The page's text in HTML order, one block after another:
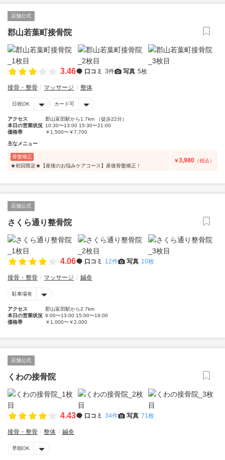
店舗公式
郡山若葉町接骨院
3.46 口コミ 3件 写真 5枚
接骨・整骨 マッサージ 整体
日祝OK カード可
アクセス
郡山富田駅から1.7km （徒歩22分）
本日の営業状況 10:30〜13:00 15:30〜21:00
価格帯
￥1,500〜￥7,700
主なメニュー
骨盤矯正
★初回限定★【産後のお悩みケアコース】産後骨盤矯正！
￥3,980 （税込）
店舗公式
さくら通り整骨院
4.06 口コミ 12件 写真 10枚
接骨・整骨 マッサージ 鍼灸
駐車場有
アクセス
郡山富田駅から2.7km
本日の営業状況 9:00〜13:00 15:00〜19:00
価格帯
￥1,000〜￥2,000
店舗公式
くわの接骨院
4.43 口コミ 34件 写真 71枚
接骨・整骨 整体 鍼灸
早朝OK